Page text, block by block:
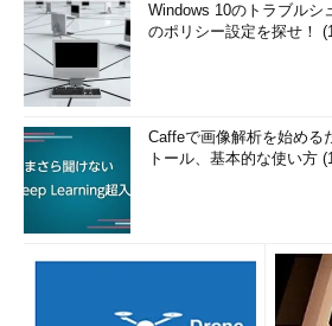
Windows 10のトラブル
のポリシー設定を探せ！
Caffeで画像解析を始める
トール、基本的な使い方